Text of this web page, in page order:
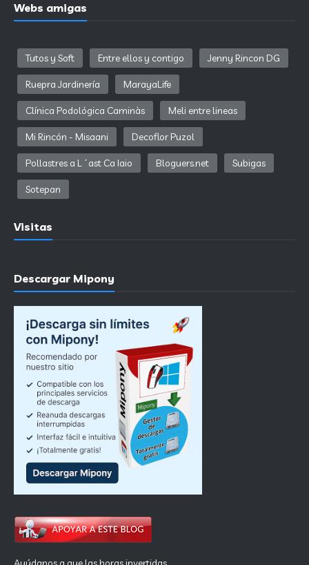
Webs amigas
Tutos y Soft Entre ellos y contigo Jenny Rincon DG
Ruepra Jardinería MarayaLife
Clínica Podológica Caminàs Meli entre lineas
Mi Rincón - Misaani Decoflor Puzol
Pollastres a L´ast Ca Iaio Bloguers.net Subigas
Sotepan
Visitas
Descargar Mipony